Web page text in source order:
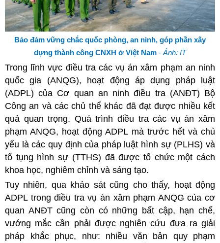
Bảo đảm vững chắc quốc phòng, an ninh, góp phần xây
dựng thành công CNXH ở Việt Nam - Ảnh: IT
Trong lĩnh vực điều tra các vụ án xâm phạm an ninh
quốc gia (ANQG), hoạt động áp dụng pháp luật
(ADPL) của Cơ quan an ninh điều tra (ANĐT) Bộ
Công an và các chủ thể khác đã đạt được nhiều kết
quả quan trọng. Quá trình điều tra các vụ án xâm
phạm ANQG, hoạt động ADPL mà trước hết và chủ
yếu là các quy định của pháp luật hình sự (PLHS) và
tố tụng hình sự (TTHS) đã được tổ chức một cách
khoa học, nghiêm chỉnh và sáng tạo.
Tuy nhiên, qua khảo sát cũng cho thấy, hoạt động
ADPL trong điều tra vụ án xâm phạm ANQG của cơ
quan ANĐT cũng còn có những bất cập, hạn chế,
vướng mắc cần phải được nghiên cứu đưa ra giải
pháp khắc phục, như: nhiều văn bản quy phạm